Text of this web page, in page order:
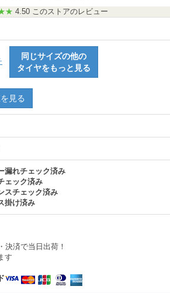
4.50 このストアのレビュー
同じサイズの他の
タイヤをもっと見る
見る
漏れチェック済み
ェック済み
スチェック済み
掛け済み
決済で当日出荷！
す